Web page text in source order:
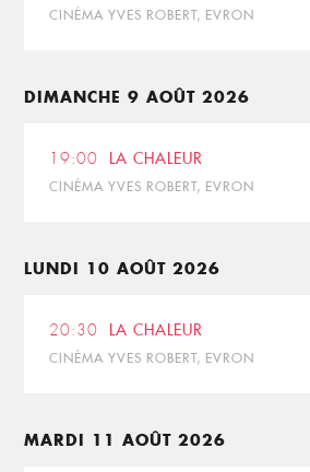
CINÉMA YVES ROBERT, EVRON
DIMANCHE 9 AOÛT 2026
19:00 LA CHALEUR
CINÉMA YVES ROBERT, EVRON
LUNDI 10 AOÛT 2026
20:30 LA CHALEUR
CINÉMA YVES ROBERT, EVRON
MARDI 11 AOÛT 2026